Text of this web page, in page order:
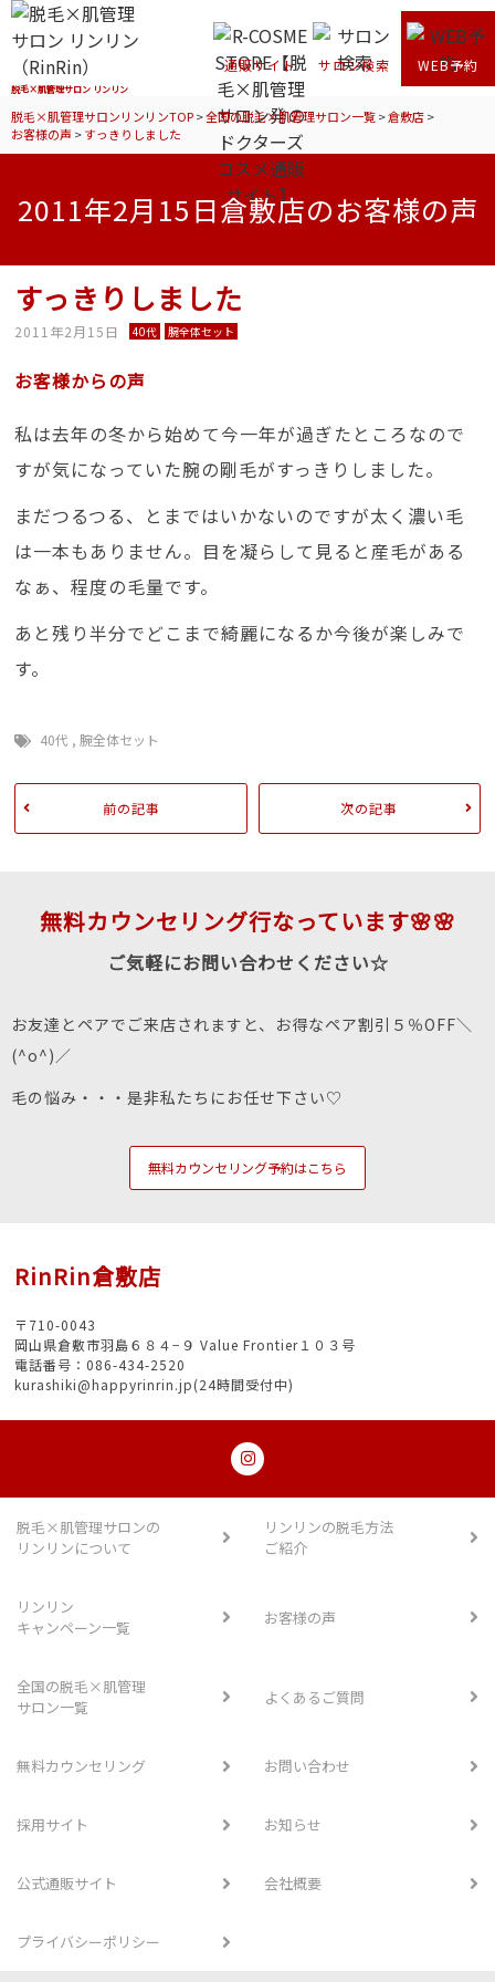
脱毛×肌管理サロン リンリン
通販サイト サロン検索 WEB予約
脱毛×肌管理サロンリンリンTOP>全国の脱毛×肌管理サロン一覧>倉敷店>
お客様の声 >すっきりしました
2011年2月15日倉敷店のお客様の声
すっきりしました
2011年2月15日 40代 腕全体セット
お客様からの声
私は去年の冬から始めて今一年が過ぎたところなので
すが気になっていた腕の剛毛がすっきりしました。
まだつるつる、とまではいかないのですが太く濃い毛
は一本もありません。目を凝らして見ると産毛がある
なぁ、程度の毛量です。
あと残り半分でどこまで綺麗になるか今後が楽しみで
す。
40代 ,腕全体セット
前の記事 次の記事
無料カウンセリング行なっています🌸🌸
ご気軽にお問い合わせください☆
お友達とペアでご来店されますと、お得なペア割引５％OFF＼
(^o^)／
毛の悩み・・・是非私たちにお任せ下さい♡
無料カウンセリング予約はこちら
RinRin倉敷店
〒710-0043
岡山県倉敷市羽島６８４−９ Value Frontier１０３号
電話番号：086-434-2520
kurashiki@happyrinrin.jp(24時間受付中)
脱毛×肌管理サロンの
リンリンについて
リンリンの脱毛方法
ご紹介
リンリン
キャンペーン一覧
お客様の声
全国の脱毛×肌管理
サロン一覧
よくあるご質問
無料カウンセリング お問い合わせ
採用サイト お知らせ
公式通販サイト 会社概要
プライバシーポリシー